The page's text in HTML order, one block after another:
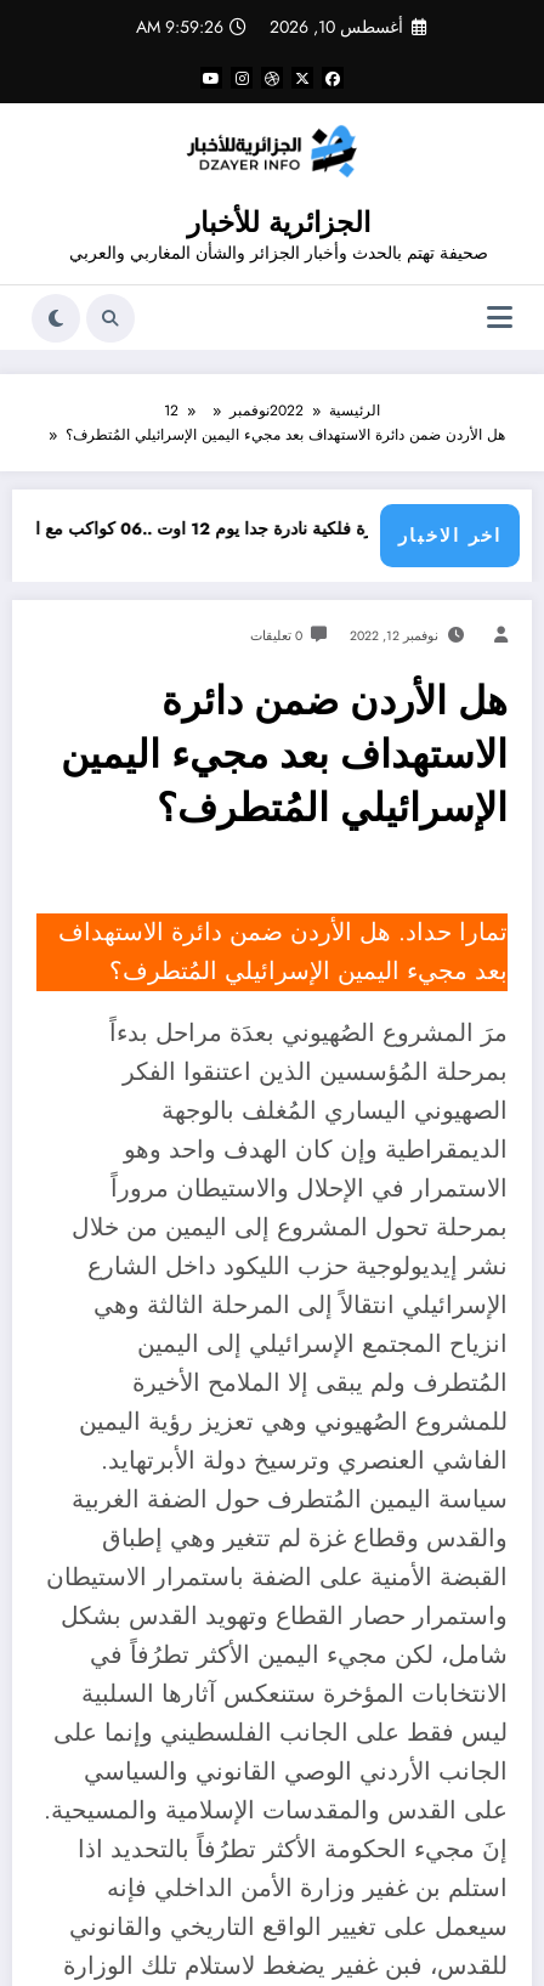
أغسطس 10, 2026 9:59:27 AM
الجزائرية للأخبار
صحيفة تهتم بالحدث وأخبار الجزائر والشأن المغاربي والعربي
الرئيسية 2022نوفمبر
12
هل الأردن ضمن دائرة الاستهداف بعد مجيء اليمين الإسرائيلي المُتطرف؟
اخر الاخبار
فلكية نادرة جدا يوم 12 اوت ..06 كواكب مع الشمس الردع
نوفمبر 12, 2022 0 تعليقات
هل الأردن ضمن دائرة
الاستهداف بعد مجيء اليمين
الإسرائيلي المُتطرف؟
تمارا حداد. هل الأردن ضمن دائرة الاستهداف
بعد مجيء اليمين الإسرائيلي المُتطرف؟
مرَ المشروع الصُهيوني بعدَة مراحل بدءاً
بمرحلة المُؤسسين الذين اعتنقوا الفكر
الصهيوني اليساري المُغلف بالوجهة
الديمقراطية وإن كان الهدف واحد وهو
الاستمرار في الإحلال والاستيطان مروراً
بمرحلة تحول المشروع إلى اليمين من خلال
نشر إيديولوجية حزب الليكود داخل الشارع
الإسرائيلي انتقالاً إلى المرحلة الثالثة وهي
انزياح المجتمع الإسرائيلي إلى اليمين
المُتطرف ولم يبقى إلا الملامح الأخيرة
للمشروع الصُهيوني وهي تعزيز رؤية اليمين
الفاشي العنصري وترسيخ دولة الأبرتهايد.
سياسة اليمين المُتطرف حول الضفة الغربية
والقدس وقطاع غزة لم تتغير وهي إطباق
القبضة الأمنية على الضفة باستمرار الاستيطان
واستمرار حصار القطاع وتهويد القدس بشكل
شامل، لكن مجيء اليمين الأكثر تطرُفاً في
الانتخابات المؤخرة ستنعكس آثارها السلبية
ليس فقط على الجانب الفلسطيني وإنما على
الجانب الأردني الوصي القانوني والسياسي
على القدس والمقدسات الإسلامية والمسيحية.
إنَ مجيء الحكومة الأكثر تطرُفاً بالتحديد اذا
استلم بن غفير وزارة الأمن الداخلي فإنه
سيعمل على تغيير الواقع التاريخي والقانوني
للقدس، فبن غفير يضغط لاستلام تلك الوزارة